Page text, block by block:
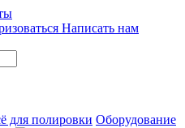
Написать нам
для полировки Оборудование